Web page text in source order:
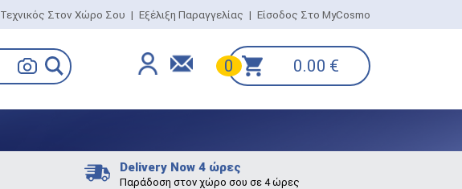
Τεχνικός Στον Χώρο Σου | Εξέλιξη Παραγγελίας | Είσοδος Στο MyCosmo
0 0.00 €
Delivery Now 4 ώρες
Παράδοση στον χώρο σου σε 4 ώρες